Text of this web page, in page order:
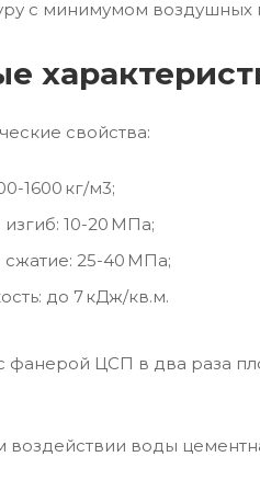
с минимумом
свойства:
1600 кг/м3;
10-20 МПа;
сжатие: 25-40 МПа;
до 7 кДж/кв.м.
ЦСП в два раза
воды